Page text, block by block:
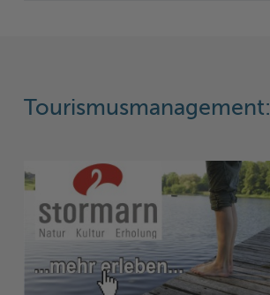
Tourismusmanagement: